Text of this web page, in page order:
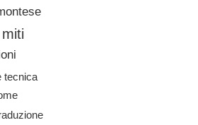
miti
tecnica